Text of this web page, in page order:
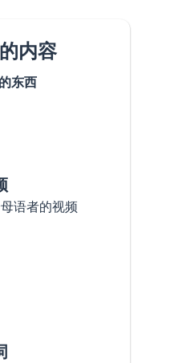
内容
东西
语者的视频